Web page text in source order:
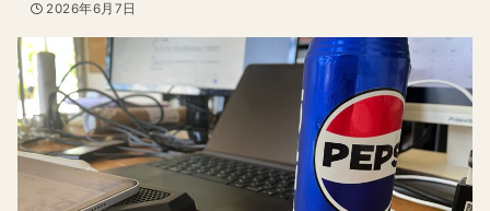
2026年6月7日